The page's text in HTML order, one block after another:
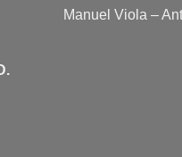
.
Manuel Viola –